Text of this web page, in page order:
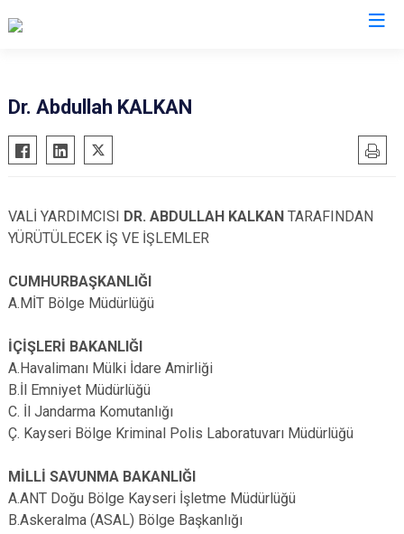
Dr. Abdullah KALKAN
VALİ YARDIMCISI DR. ABDULLAH KALKAN TARAFINDAN
YÜRÜTÜLECEK İŞ VE İŞLEMLER
CUMHURBAŞKANLIĞI
A.MİT Bölge Müdürlüğü
İÇİŞLERİ BAKANLIĞI
A.Havalimanı Mülki İdare Amirliği
B.İl Emniyet Müdürlüğü
C. İl Jandarma Komutanlığı
Ç. Kayseri Bölge Kriminal Polis Laboratuvarı Müdürlüğü
MİLLİ SAVUNMA BAKANLIĞI
A.ANT Doğu Bölge Kayseri İşletme Müdürlüğü
B.Askeralma (ASAL) Bölge Başkanlığı